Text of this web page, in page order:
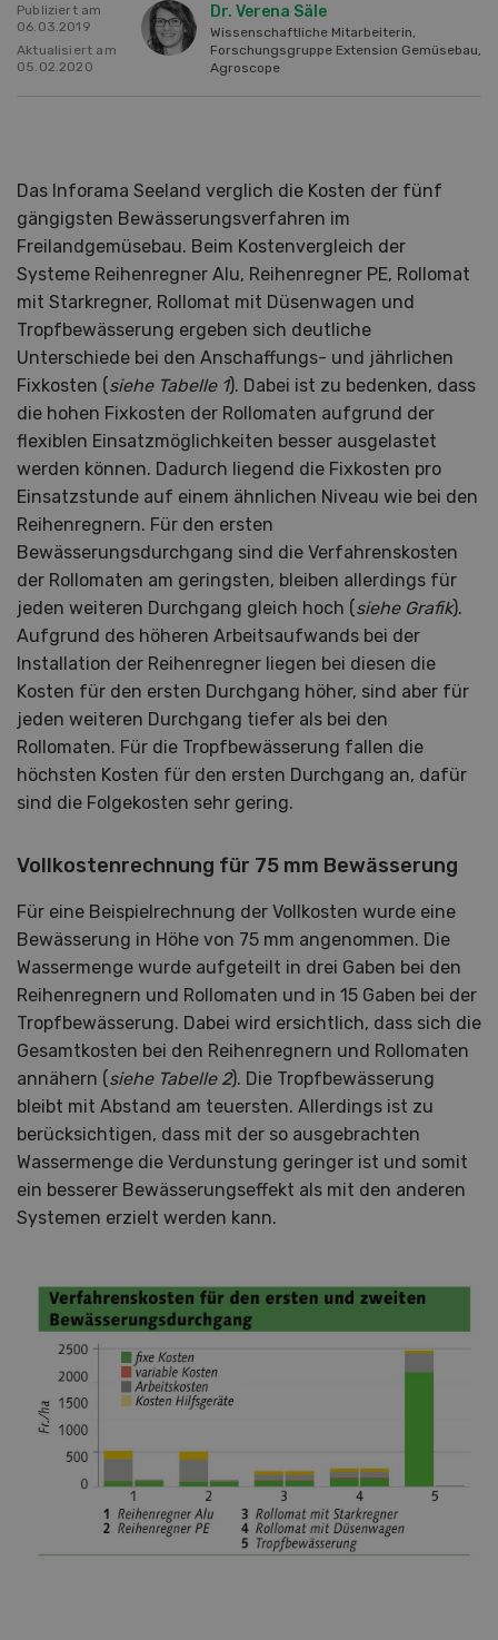
Publiziert am
06.03.2019
Aktualisiert am
05.02.2020
Dr. Verena Säle
Wissenschaftliche Mitarbeiterin,
Forschungsgruppe Extension Gemüsebau,
Agroscope
Das Inforama Seeland verglich die Kosten der fünf
gängigsten Bewässerungsverfahren im
Freilandgemüsebau. Beim Kostenvergleich der
Systeme Reihenregner Alu, Reihenregner PE, Rollomat
mit Starkregner, Rollomat mit Düsenwagen und
Tropfbewässerung ergeben sich deutliche
Unterschiede bei den Anschaffungs- und jährlichen
Fixkosten (siehe Tabelle 1). Dabei ist zu bedenken, dass
die hohen Fixkosten der Rollomaten aufgrund der
flexiblen Einsatzmöglichkeiten besser ausgelastet
werden können. Dadurch liegend die Fixkosten pro
Einsatzstunde auf einem ähnlichen Niveau wie bei den
Reihenregnern. Für den ersten
Bewässerungsdurchgang sind die Verfahrenskosten
der Rollomaten am geringsten, bleiben allerdings für
jeden weiteren Durchgang gleich hoch (siehe Grafik).
Aufgrund des höheren Arbeitsaufwands bei der
Installation der Reihenregner liegen bei diesen die
Kosten für den ersten Durchgang höher, sind aber für
jeden weiteren Durchgang tiefer als bei den
Rollomaten. Für die Tropfbewässerung fallen die
höchsten Kosten für den ersten Durchgang an, dafür
sind die Folgekosten sehr gering.
Vollkostenrechnung für 75 mm Bewässerung
Für eine Beispielrechnung der Vollkosten wurde eine
Bewässerung in Höhe von 75 mm angenommen. Die
Wassermenge wurde aufgeteilt in drei Gaben bei den
Reihenregnern und Rollomaten und in 15 Gaben bei der
Tropfbewässerung. Dabei wird ersichtlich, dass sich die
Gesamtkosten bei den Reihenregnern und Rollomaten
annähern (siehe Tabelle 2). Die Tropfbewässerung
bleibt mit Abstand am teuersten. Allerdings ist zu
berücksichtigen, dass mit der so ausgebrachten
Wassermenge die Verdunstung geringer ist und somit
ein besserer Bewässerungseffekt als mit den anderen
Systemen erzielt werden kann.